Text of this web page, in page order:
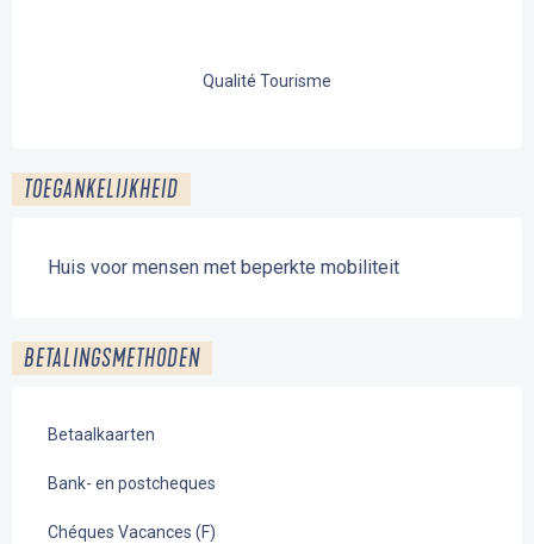
Qualité Tourisme
TOEGANKELIJKHEID
Huis voor mensen met beperkte mobiliteit
BETALINGSMETHODEN
Betaalkaarten
Bank- en postcheques
Chéques Vacances (F)